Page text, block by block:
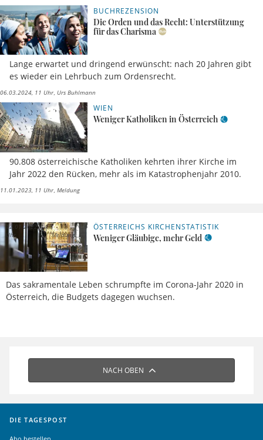
BUCHREZENSION
Die Orden und das Recht: Unterstützung
für das Charisma
Lange erwartet und dringend erwünscht: nach 20 Jahren gibt
es wieder ein Lehrbuch zum Ordensrecht.
06.03.2024, 11 Uhr Urs Buhlmann
WIEN
Weniger Katholiken in Österreich
90.808 österreichische Katholiken kehrten ihrer Kirche im
Jahr 2022 den Rücken, mehr als im Katastrophenjahr 2010.
11.01.2023, 11 Uhr Meldung
ÖSTERREICHS KIRCHENSTATISTIK
Weniger Gläubige, mehr Geld
Das sakramentale Leben schrumpfte im Corona-Jahr 2020 in
Österreich, die Budgets dagegen wuchsen.
12.01.2022, 14
Uhr
Meldung
NACH OBEN
DIE TAGESPOST